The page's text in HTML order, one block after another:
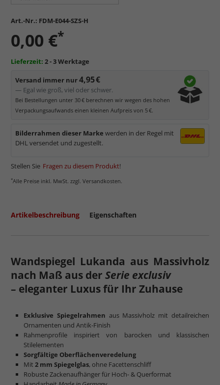
Art.-Nr.: FDM-E044-SZS-H
0,00 €*
Lieferzeit: 2 - 3 Werktage
Versand immer nur4,95 €
— Egal wie groß, viel oder schwer.
Bei Bestellungen unter 30 € berechnen wir wegen des hohen
Verpackungsaufwands einen kleinen Aufpreis von 5 €.
Bilderrahmen dieser Marke werden in der Regel mit
DHL versendet und zugestellt.
Stellen Sie Fragen zu diesem Produkt!
*Alle Preise inkl. MwSt. zzgl. Versandkosten.
Artikelbeschreibung Eigenschaften
Wandspiegel Lukanda aus Massivholz
nach Maß aus der Serie exclusiv
– eleganter Luxus für Ihr Zuhause
Exklusive Spiegelrahmen aus Massivholz mit detailreichen
Ornamenten und Antik-Finish
Rahmenprofile inspiriert von barocken und klassischen
Stilelementen
Sorgfältige Oberflächenveredelung
Mit 2 mm Spiegelglas, ohne Facettenschliff
Robuste Zackenaufhänger für Hoch- & Querformat